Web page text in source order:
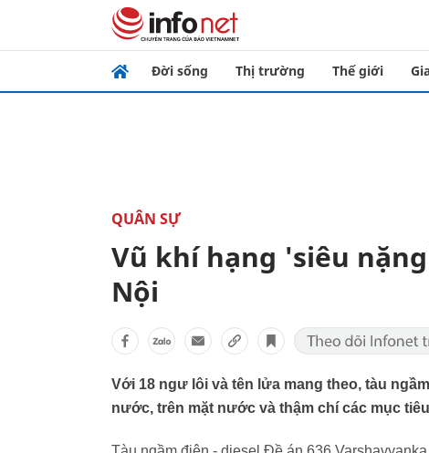
Đời sống Thị trường Thế giới
QUÂN SỰ
Vũ khí hạng 'siêu
Nội
Với 18 ngư lôi và tên lửa mang theo, tàu
nước, trên mặt nước và thậm chí các mục